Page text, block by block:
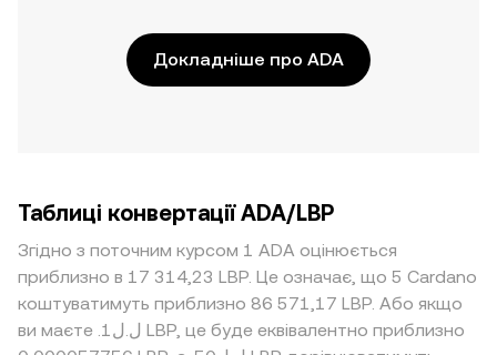
Докладніше про ADA
Таблиці конвертації ADA/LBP
Згідно з поточним курсом 1 ADA оцінюється
приблизно в 17 314,23 LBP. Це означає, що 5 Cardano
коштуватимуть приблизно 86 571,17 LBP. Або якщо
ви маєте .ل.ل1 LBP, це буде еквівалентно приблизно